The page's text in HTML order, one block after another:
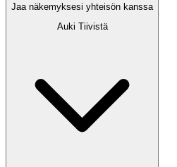
Jaa näkemyksesi yhteisön kanssa
Auki Tiivistä